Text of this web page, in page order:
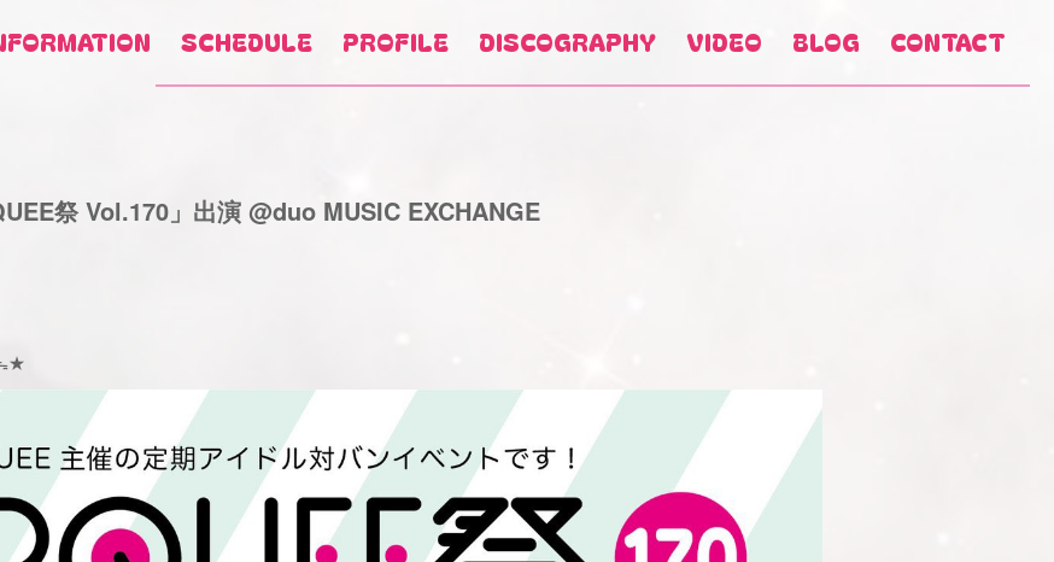
SCHEDULE PROFILE DISCOGRAPHY VIDEO BLOG CONTACT
祭 Vol.170」出演 @duo MUSIC EXCHANGE
ᯓ★